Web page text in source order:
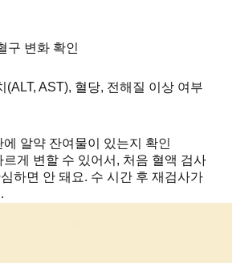
구 변화 확인
(ALT, AST), 혈당, 전해질 이상 여부
에 알약 잔여물이 있는지 확인
게 변할 수 있어서, 처음 혈액 검사
하면 안 돼요. 수 시간 후 재검사가